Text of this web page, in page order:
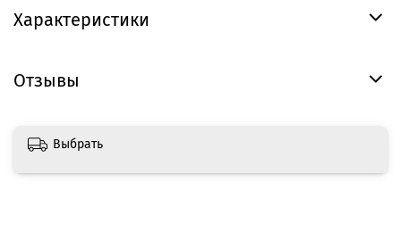
Характеристики
Отзывы
Выбрать